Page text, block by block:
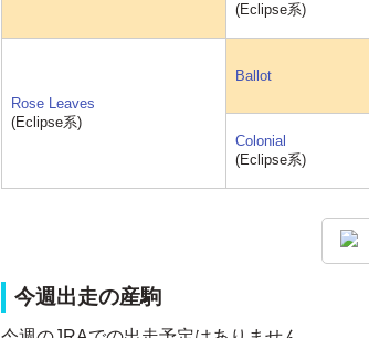
(Eclipse系)
Rose Leaves
(Eclipse系)
Ballot
Colonial
(Eclipse系)
今週出走の産駒